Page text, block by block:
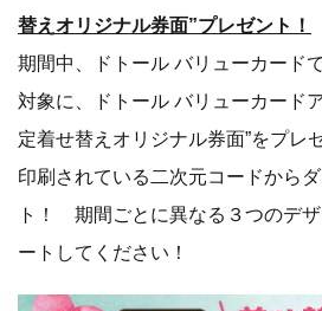
替えオリジナル券面”プレゼント！
期間中、ドトール バリューカード
対象に、ドトール バリューカード
定着せ替えオリジナル券面”をプ
印刷されている二次元コードから
ト！ 期間ごとに異なる３つのデ
ートしてください！